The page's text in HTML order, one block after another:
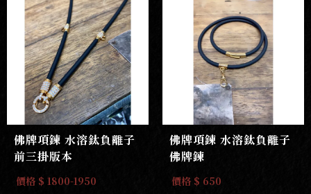
佛牌項鍊 水溶鈦負離子
前三掛版本
價格 $ 1800-1950
佛牌項鍊 水溶鈦負離子
佛牌鍊
價格 $ 650